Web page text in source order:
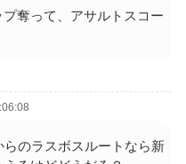
奪って、アサルトスコー
のラスボスルートなら新